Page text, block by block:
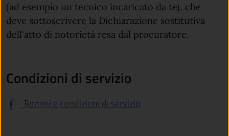
(ad esempio un tecnico incaricato da te), che
deve sottoscrivere la Dichiarazione sostitutiva
dell'atto di notorietà resa dal procuratore.
Condizioni di servizio
Termini e condizioni di servizio